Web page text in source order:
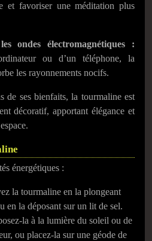
et favoriser une méditation plus
ondes électromagnétiques :
ou d’un téléphone, la
les rayonnements nocifs.
de ses bienfaits, la tourmaline est
décoratif, apportant élégance et
énergétiques :
la tourmaline en la plongeant
en la déposant sur un lit de sel.
la à la lumière du soleil ou de
ou placez-la sur une géode de